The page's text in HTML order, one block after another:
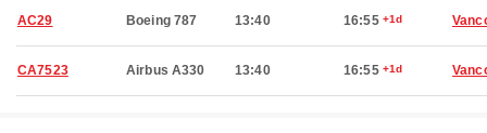
AC29 Boeing 787 13:40 16:55 +1d
CA7523 Airbus A330 13:40 16:55 +1d